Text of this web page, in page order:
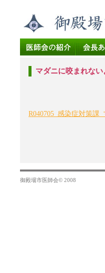
マダニに咬まれない
R040705_感染症対策課
御殿場市医師会© 2008